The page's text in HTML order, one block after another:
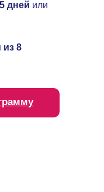
дней или
из 8